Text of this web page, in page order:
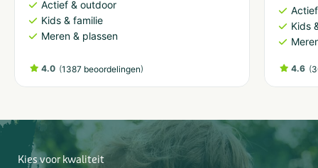
Actief & outdoor
Kids & familie
Meren & plassen
4.0 (1387 beoordelingen)
Kids
4.6 (
Kies voor kwaliteit